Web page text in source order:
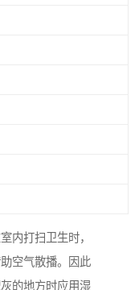
内打扫卫生时，
空气散播。因此
的地方时应用湿